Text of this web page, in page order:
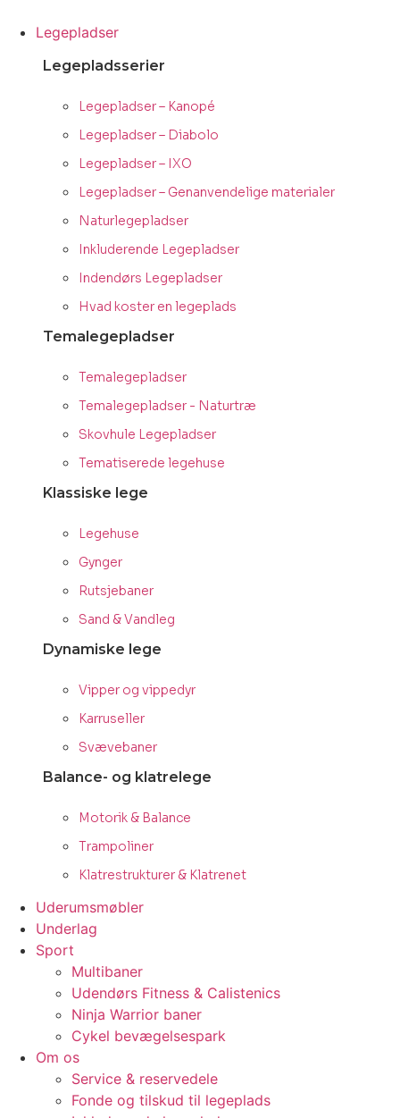
Legepladser
Legepladsserier
Legepladser – Kanopé
Legepladser – Diabolo
Legepladser – IXO
Legepladser – Genanvendelige materialer
Naturlegepladser
Inkluderende Legepladser
Indendørs Legepladser
Hvad koster en legeplads
Temalegepladser
Temalegepladser
Temalegepladser - Naturtræ
Skovhule Legepladser
Tematiserede legehuse
Klassiske lege
Legehuse
Gynger
Rutsjebaner
Sand & Vandleg
Dynamiske lege
Vipper og vippedyr
Karruseller
Svævebaner
Balance- og klatrelege
Motorik & Balance
Trampoliner
Klatrestrukturer & Klatrenet
Uderumsmøbler
Underlag
Sport
Multibaner
Udendørs Fitness & Calistenics
Ninja Warrior baner
Cykel bevægelsespark
Om os
Service & reservedele
Fonde og tilskud til legeplads